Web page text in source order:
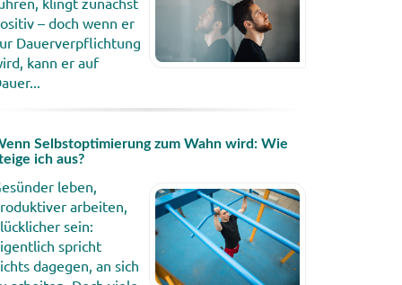
– doch wenn er
Dauerverpflichtung
kann er auf
Selbstoptimierung zum Wahn wird: Wie
ich aus?
leben,
arbeiten,
sein:
spricht
dagegen, an sich